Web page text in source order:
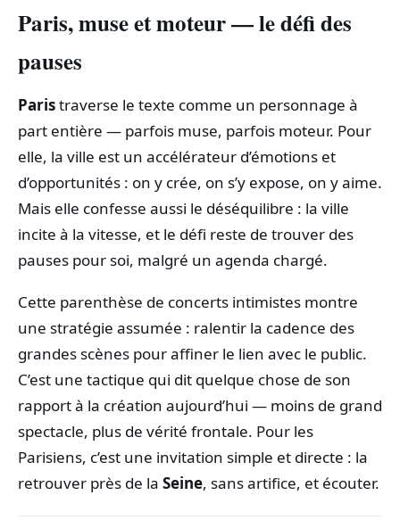
Paris, muse et moteur — le défi des
pauses
Paristraverse le texte comme un personnage à
part entière — parfois muse, parfois moteur. Pour
elle, la ville est un accélérateur d’émotions et
d’opportunités : on y crée, on s’y expose, on y aime.
Mais elle confesse aussi le déséquilibre : la ville
incite à la vitesse, et le défi reste de trouver des
pauses pour soi, malgré un agenda chargé.
Cette parenthèse de concerts intimistes montre
une stratégie assumée : ralentir la cadence des
grandes scènes pour affiner le lien avec le public.
C’est une tactique qui dit quelque chose de son
rapport à la création aujourd’hui — moins de grand
spectacle, plus de vérité frontale. Pour les
Parisiens, c’est une invitation simple et directe : la
retrouver près de la Seine, sans artifice, et écouter.